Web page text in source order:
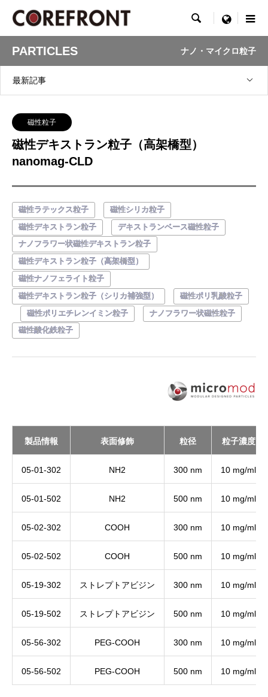
 menu
PARTICLES ナノ・マイクロ粒子
最新記事
磁性粒子
磁性デキストラン粒子（高架橋型）
nanomag-CLD
磁性ラテックス粒子
磁性シリカ粒子
磁性デキストラン粒子
デキストランベース磁性粒子
ナノフラワー状磁性デキストラン粒子
磁性デキストラン粒子（高架橋型）
磁性ナノフェライト粒子
磁性デキストラン粒子（シリカ補強型）
磁性ポリ乳酸粒子
磁性ポリエチレンイミン粒子
ナノフラワー状磁性粒子
磁性酸化鉄粒子
製品情報 表面修飾 粒径 粒子濃度
05-01-302 NH2 300 nm 10 mg/ml
05-01-502 NH2 500 nm 10 mg/ml
05-02-302 COOH 300 nm 10 mg/ml
05-02-502 COOH 500 nm 10 mg/ml
05-19-302 ストレプトアビジン 300 nm 10 mg/ml
05-19-502 ストレプトアビジン 500 nm 10 mg/ml
05-56-302 PEG-COOH 300 nm 10 mg/ml
05-56-502 PEG-COOH 500 nm 10 mg/ml